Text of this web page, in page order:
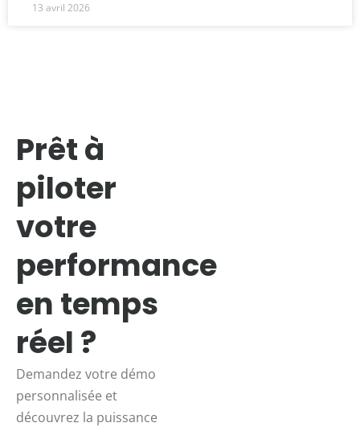
13 avril 2026
Prêt à
piloter
votre
performance
en temps
réel ?
Demandez votre démo
personnalisée et
découvrez la puissance